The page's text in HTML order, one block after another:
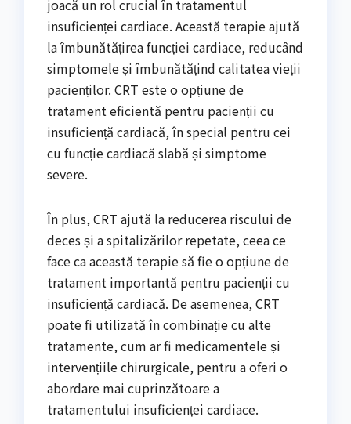
joacă un rol crucial în tratamentul
insuficienței cardiace. Această terapie ajută
la îmbunătățirea funcției cardiace, reducând
simptomele și îmbunătățind calitatea vieții
pacienților. CRT este o opțiune de
tratament eficientă pentru pacienții cu
insuficiență cardiacă, în special pentru cei
cu funcție cardiacă slabă și simptome
severe.
În plus, CRT ajută la reducerea riscului de
deces și a spitalizărilor repetate, ceea ce
face ca această terapie să fie o opțiune de
tratament importantă pentru pacienții cu
insuficiență cardiacă. De asemenea, CRT
poate fi utilizată în combinație cu alte
tratamente, cum ar fi medicamentele și
intervențiile chirurgicale, pentru a oferi o
abordare mai cuprinzătoare a
tratamentului insuficienței cardiace.